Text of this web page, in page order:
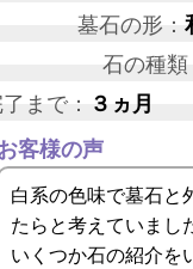
墓石の形：
石の種類
まで： ３ヵ月
客様の声
白系の色味で墓石と
たらと考えていまし
いくつか石の紹介を